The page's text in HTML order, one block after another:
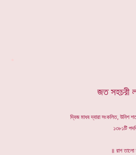
জত সহচরী
দ্বিজ মাধব দ্বারা সংকলিত, উনিশ
১৩৮১টি
॥ রাগ